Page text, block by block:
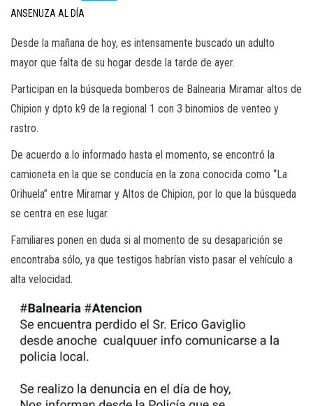
ANSENUZA AL DÍA
Desde la mañana de hoy, es intensamente buscado un adulto
mayor que falta de su hogar desde la tarde de ayer.
Participan en la búsqueda bomberos de Balnearia Miramar altos de
Chipion y dpto k9 de la regional 1 con 3 binomios de venteo y
rastro.
De acuerdo a lo informado hasta el momento, se encontró la
camioneta en la que se conducía en la zona conocida como “La
Orihuela” entre Miramar y Altos de Chipion, por lo que la búsqueda
se centra en ese lugar.
Familiares ponen en duda si al momento de su desaparición se
encontraba sólo, ya que testigos habrían visto pasar el vehículo a
alta velocidad.